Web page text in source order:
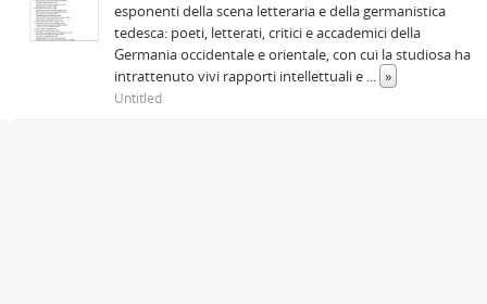
esponenti della scena letteraria e della germanistica
tedesca: poeti, letterati, critici e accademici della
Germania occidentale e orientale, con cui la studiosa ha
intrattenuto vivi rapporti intellettuali e ... »
Untitled